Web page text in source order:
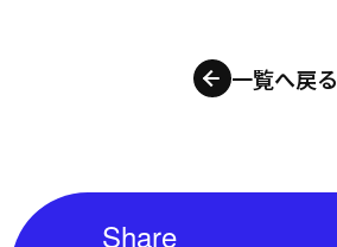
一覧へ戻る
Share